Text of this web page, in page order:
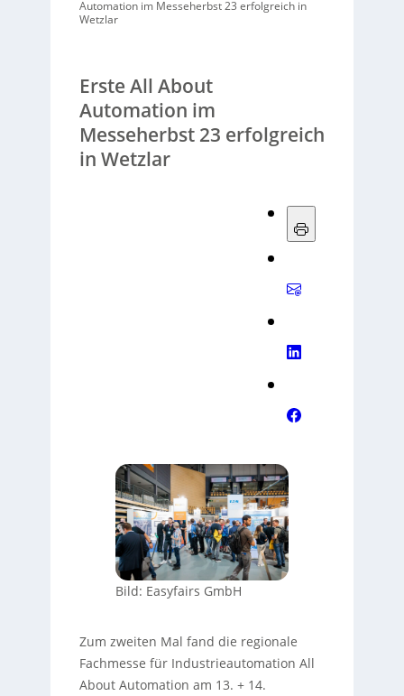
Automation im Messeherbst 23 erfolgreich in
Wetzlar
Erste All About
Automation im
Messeherbst 23 erfolgreich
in Wetzlar
Bild: Easyfairs GmbH
Zum zweiten Mal fand die regionale
Fachmesse für Industrieautomation All
About Automation am 13. + 14.